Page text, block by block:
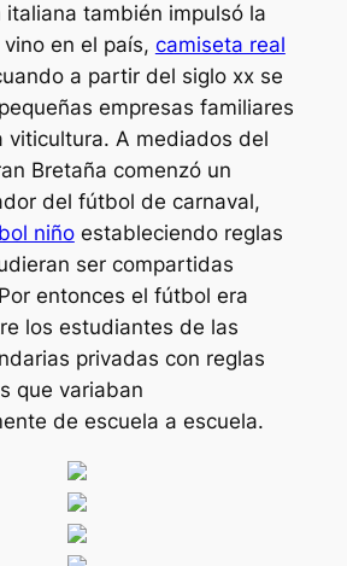
italiana también impulsó la
en el país, camiseta real
a partir del siglo xx se
empresas familiares
viticultura. A mediados del
Bretaña comenzó un
del fútbol de carnaval,
niñoestableciendo reglas
ser compartidas
entonces el fútbol era
los estudiantes de las
privadas con reglas
que variaban
de escuela a escuela.